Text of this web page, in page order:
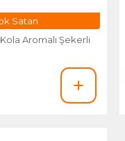
Fiyat
Aromalı Şekerli